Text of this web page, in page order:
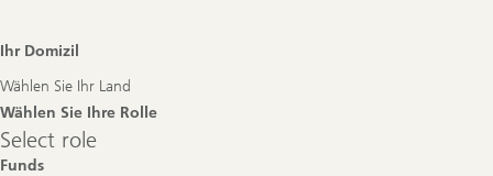
Footer
Ihr Domizil
Wählen Sie Ihr Land
Wählen Sie Ihre Rolle
Select
role
Select role
Funds